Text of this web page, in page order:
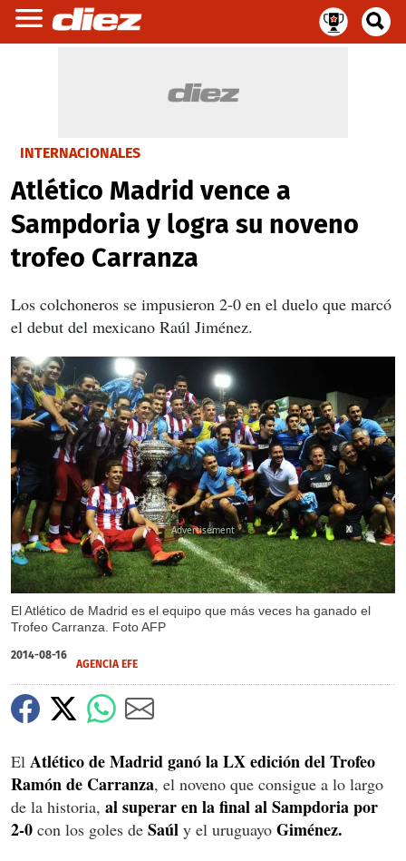
INTERNACIONALES
Atlético Madrid vence a
Sampdoria y logra su noveno
trofeo Carranza
Los colchoneros se impusieron 2-0 en el duelo que marcó
el debut del mexicano Raúl Jiménez.
El Atlético de Madrid es el equipo que más veces ha ganado el
Trofeo Carranza. Foto AFP
X
2014-08-16
AGENCIA EFE
El Atlético de Madrid ganó la LX edición del Trofeo
Ramón de Carranza, el noveno que consigue a lo largo
de la historia, al superar en la final al Sampdoria por
2-0 con los goles de Saúl y el uruguayo Giménez.